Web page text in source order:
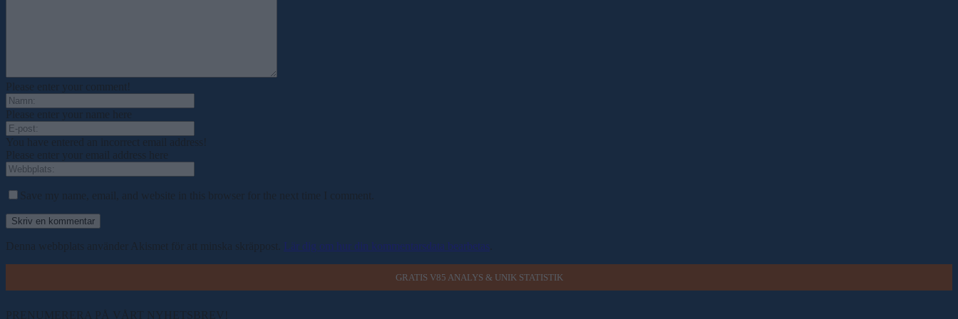
Please enter your comment!
Please enter your name here
You have entered an incorrect email address!
Please enter your email address here
Save my name, email, and website in this browser for the next time I comment.
Denna webbplats använder Akismet för att minska skräppost. Lär dig om hur din kommentarsdata bearbetas
GRATIS V85 ANALYS & UNIK STATISTIK
PRENUMERERA PÅ VÅRT NYHETSBREV!